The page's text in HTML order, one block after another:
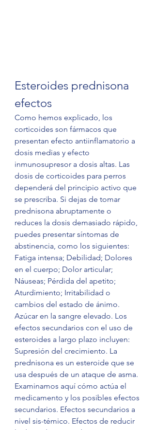
Esteroides prednisona
efectos
Como hemos explicado, los
corticoides son fármacos que
presentan efecto antiinflamatorio a
dosis medias y efecto
inmunosupresor a dosis altas. Las
dosis de corticoides para perros
dependerá del principio activo que
se prescriba. Si dejas de tomar
prednisona abruptamente o
reduces la dosis demasiado rápido,
puedes presentar síntomas de
abstinencia, como los siguientes:
Fatiga intensa; Debilidad; Dolores
en el cuerpo; Dolor articular;
Náuseas; Pérdida del apetito;
Aturdimiento; Irritabilidad o
cambios del estado de ánimo.
Azúcar en la sangre elevado. Los
efectos secundarios con el uso de
esteroides a largo plazo incluyen:
Supresión del crecimiento. La
prednisona es un esteroide que se
usa después de un ataque de asma.
Examinamos aquí cómo actúa el
medicamento y los posibles efectos
secundarios. Efectos secundarios a
nivel sis-témico. Efectos de reducir